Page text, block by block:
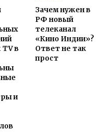
TV в
и
Зачем нужен в
РФ новый
телеканал
«Кино Индии»?
Ответ не так
прост